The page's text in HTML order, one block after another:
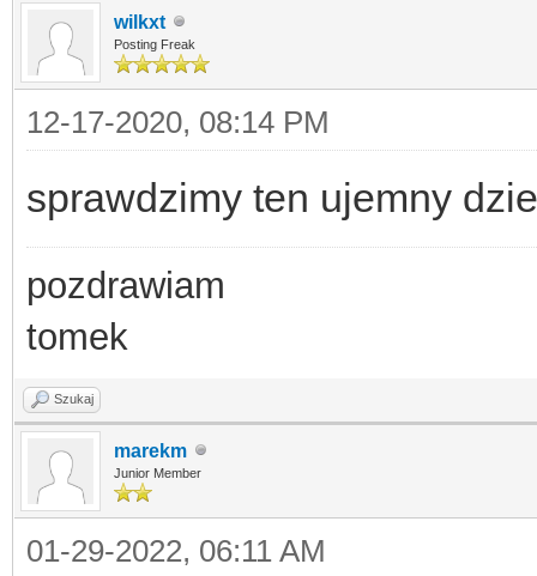
wilkxt
Posting Freak
12-17-2020, 08:14 PM
sprawdzimy ten ujemny
pozdrawiam
tomek
Szukaj
marekm
Junior Member
01-29-2022, 06:11 AM